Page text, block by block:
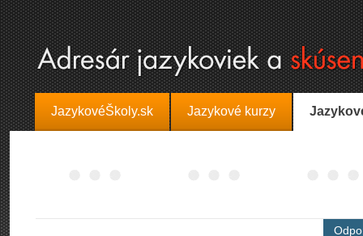
JazykovéŠkoly.sk Jazykové kurzy